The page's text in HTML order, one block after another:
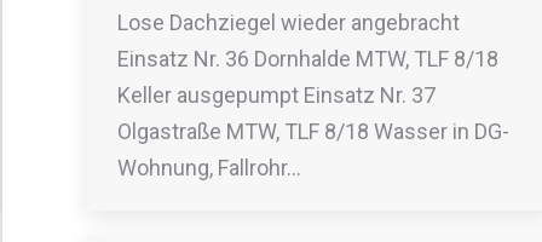
Lose Dachziegel wieder angebracht
Einsatz Nr. 36 Dornhalde MTW, TLF 8/18
Keller ausgepumpt Einsatz Nr. 37
Olgastraße MTW, TLF 8/18 Wasser in DG-
Wohnung, Fallrohr…